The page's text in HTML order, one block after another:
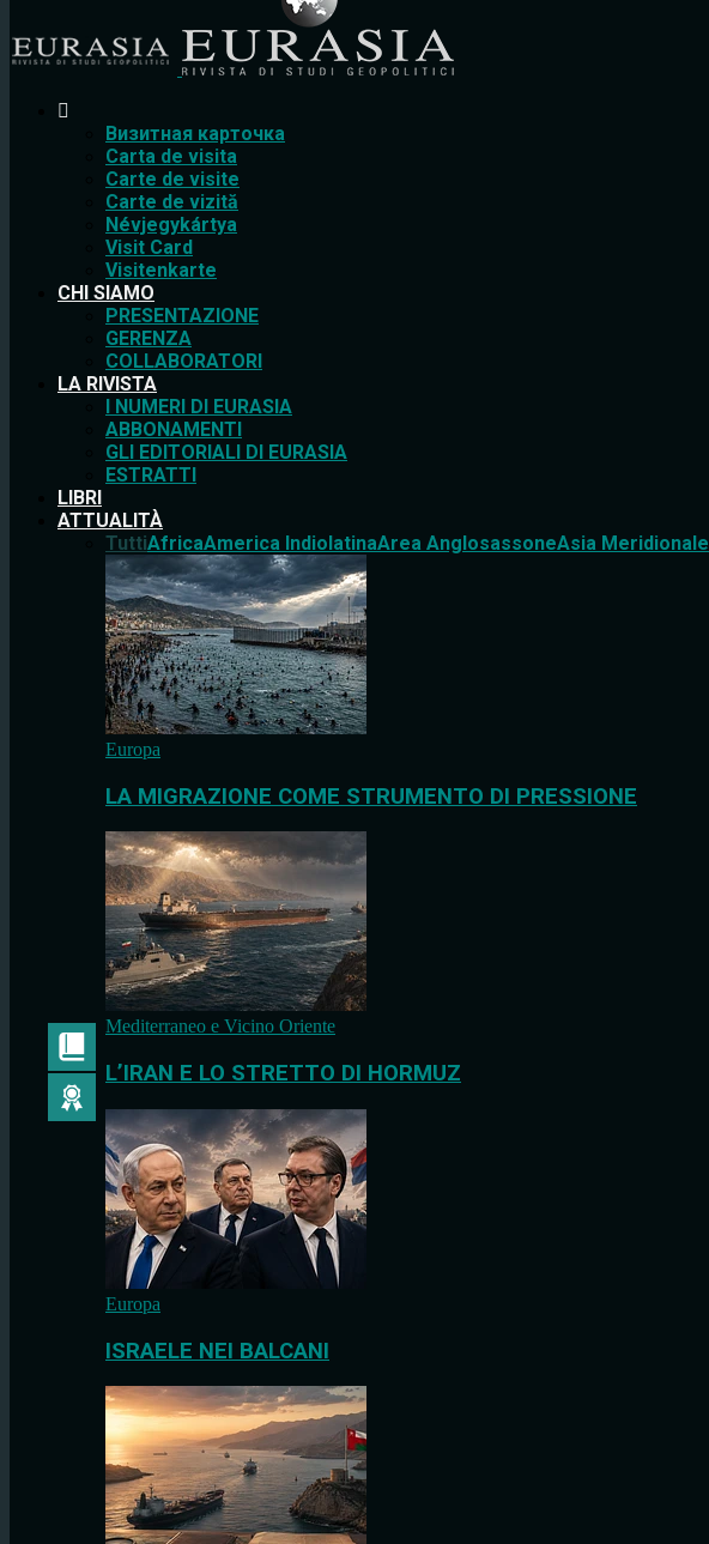
Bизитная карточка
Carta de visita
Carte de visite
Carte de vizită
Névjegykártya
Visit Card
Visitenkarte
CHI SIAMO
PRESENTAZIONE
GERENZA
COLLABORATORI
LA RIVISTA
I NUMERI DI EURASIA
ABBONAMENTI
GLI EDITORIALI DI EURASIA
ESTRATTI
LIBRI
ATTUALITÀ
TuttiAfricaAmerica IndiolatinaArea AnglosassoneAsia Meridionale
Europa
LA MIGRAZIONE COME STRUMENTO DI PRESSIONE
Mediterraneo e Vicino Oriente
L’IRAN E LO STRETTO DI HORMUZ
Europa
ISRAELE NEI BALCANI